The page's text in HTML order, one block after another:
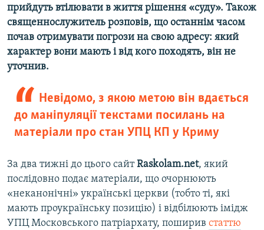
прийдуть втілювати в життя рішення «суду». Також
священнослужитель розповів, що останнім часом
почав отримувати погрози на свою адресу: який
характер вони мають і від кого походять, він не
уточнив.
Невідомо, з якою метою він вдається
до маніпуляції текстами посилань на
матеріали про стан УПЦ КП у Криму
За два тижні до цього сайтRaskolam.net, який
послідовно подає матеріали, що очорнюють
«неканонічні» українські церкви (тобто ті, які
мають проукраїнську позицію) і відбілюють імідж
УПЦ Московського патріархату, поширив статтю